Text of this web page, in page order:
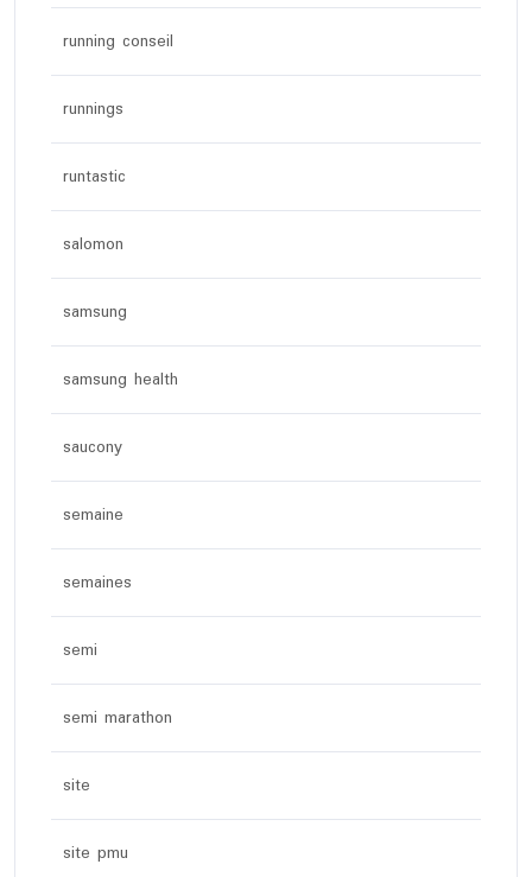
running conseil
runnings
runtastic
salomon
samsung
samsung health
saucony
semaine
semaines
semi
semi marathon
site
site pmu